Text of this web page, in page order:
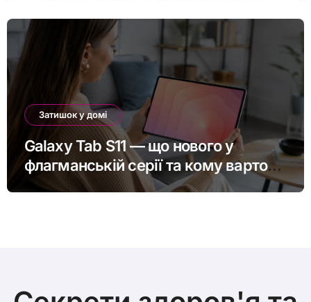
Затишок у домі
Galaxy Tab S11 — що нового у
флагманській серії та кому варто
оновитись